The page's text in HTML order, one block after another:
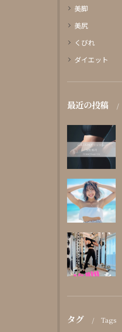
美脚
美尻
くびれ
ダイエット
最近の投稿
タグ Tags